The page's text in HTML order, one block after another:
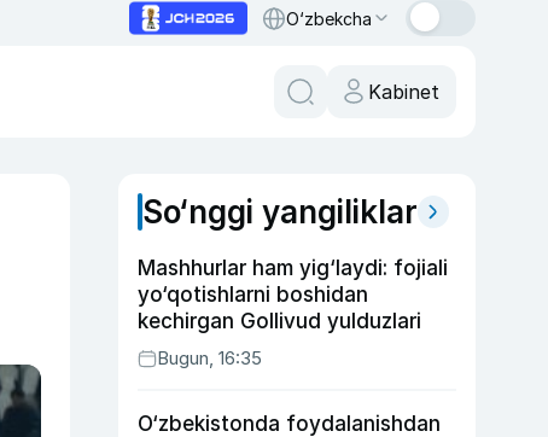
O‘zbekcha
Kabinet
So‘nggi yangiliklar
Mashhurlar ham yig‘laydi: fojiali
yo‘qotishlarni boshidan
kechirgan Gollivud yulduzlari
Bugun, 16:35
O‘zbekistonda foydalanishdan